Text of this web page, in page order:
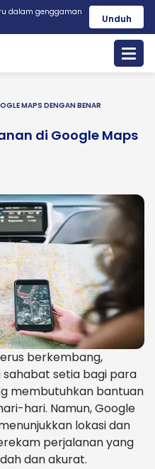
dalam genggaman
Unduh
MAPS DENGAN BENAR
di Google Maps
berkembang,
setia bagi para
membutuhkan bantuan
hari. Namun, Google
lokasi dan
perjalanan yang
dan akurat.